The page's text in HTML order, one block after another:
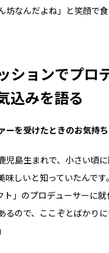
坊なんだよね」と笑顔で
ションでプロ
込みを語る
を受けたときのお気持ち
児島生まれで、小さい頃
味しいと知っていたんで
」のプロデューサーに
るので、ここぞとばかり